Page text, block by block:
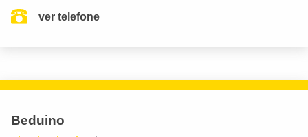
ver telefone
Beduino